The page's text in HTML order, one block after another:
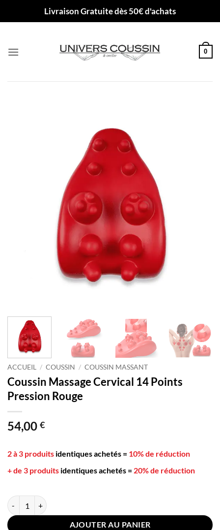
Livraison Gratuite dès 50€ d'achats
0
ACCUEIL / COUSSIN / COUSSIN MASSANT
Coussin Massage Cervical 14 Points
Pression Rouge
54,00 €
2 à 3 produits identiques achetés = 10% de réduction
+ de 3 produits identiques achetés = 20% de réduction
quantité de Coussin Massage Cervical 14 Points Pression Rouge
AJOUTER AU PANIER